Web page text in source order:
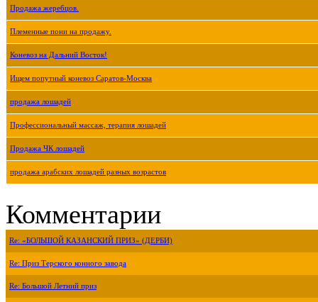
Продажа жеребцов.
Племенные пони на продажу.
Коневоз на Дальний Восток!
Ищем попутный коневоз Саратов-Москва
продажа лошадей
Профессиональный массаж, терапия лошадей
Продажа ЧК лошадей
продажа арабских лошадей разных возрастов
Комментарии
Re: «БОЛЬШОЙ КАЗАНСКИЙ ПРИЗ» (ДЕРБИ)
Re: Приз Терского конного завода
Re: Большой Летний приз